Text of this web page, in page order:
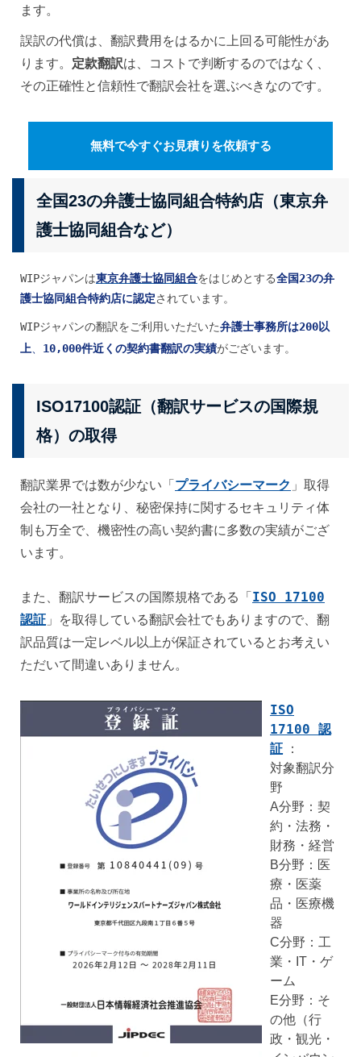
ます。
誤訳の代償は、翻訳費用をはるかに上回る可能性があ
ります。 定款翻訳は、コストで判断するのではなく、
その正確性と信頼性で翻訳会社を選ぶべきなのです。
無料で今すぐお見積りを依頼する
全国23の弁護士協同組合特約店（東京弁
護士協同組合など）
WIPジャパンは東京弁護士協同組合をはじめとする全国23の弁
護士協同組合特約店に認定されています。
WIPジャパンの翻訳をご利用いただいた弁護士事務所は200以
上
10,000件近くの契約書翻訳の実績がございます。
ISO17100認証（翻訳サービスの国際規
格）の取得
翻訳業界では数が少ない 「プライバシーマーク 」 取得
会社の一社となり、秘密保持に関するセキュリティ体
制も万全で、機密性の高い契約書に多数の実績がござ
います。
また、翻訳サービスの国際規格である 「ISO 17100
認証 」
を取得している翻訳会社でもありますので、翻
訳品質は一定レベル以上が保証されているとお考えい
ただいて間違いありません。
ISO
17100 認
証 ：
対象翻訳分
野
A分野：契
約・法務・
財務・経営
B分野：医
療・医薬
品・医療機
器
C分野：工
業・IT・ゲ
ーム
E分野：そ
の他（行
政・観光・